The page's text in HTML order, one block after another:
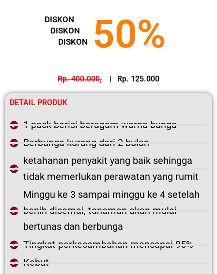
DISKON
DISKON
DISKON
50%
Rp. 400.000, | Rp. 125.000
DETAIL PRODUK
1 pack berisi beragam warna bunga
Berbunga kurang dari 2 bulan
ketahanan penyakit yang baik sehingga
tidak memerlukan perawatan yang rumit
Minggu ke 3 sampai minggu ke 4 setelah
benih disemai, tanaman akan mulai
bertunas dan berbunga
Tingkat perkecambahan mencapai 95%
Kebut